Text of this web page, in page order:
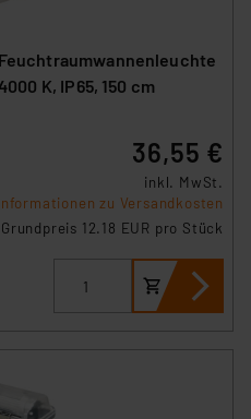
K, IP65, 150 cm
36,55 €
inkl. MwSt.
zu Versandkosten
Grundpreis 12.18 EUR pro Stück